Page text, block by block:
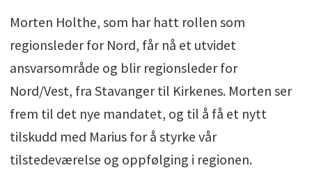
Morten Holthe, som har hatt rollen som
regionsleder for Nord, får nå et utvidet
ansvarsområde og blir regionsleder for
Nord/Vest, fra Stavanger til Kirkenes. Morten ser
frem til det nye mandatet, og til å få et nytt
tilskudd med Marius for å styrke vår
tilstedeværelse og oppfølging i regionen.